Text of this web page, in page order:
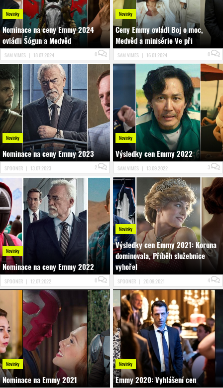
Novinky
Nominace na ceny Emmy 2024
ovládli Šógun a Medvěd
SAM.VIMES | 18.07.2024 0
Novinky
Ceny Emmy ovládl Boj o moc,
Medvěd a minisérie Ve při
SAM.VIMES | 16.01.2024 0
Novinky
Nominace na ceny Emmy 2023
SPOONER | 13.07.2023 2
Novinky
Výsledky cen Emmy 2022
SAM.VIMES | 13.09.2022 3
Novinky
Nominace na ceny Emmy 2022
SPOONER | 12.07.2022 0
Novinky
Výsledky cen Emmy 2021: Koruna
dominovala, Příběh služebnice
vyhořel
SPOONER | 20.09.2021 4
Novinky
Nominace na Emmy 2021
Novinky
Emmy 2020: Vyhlášení cen